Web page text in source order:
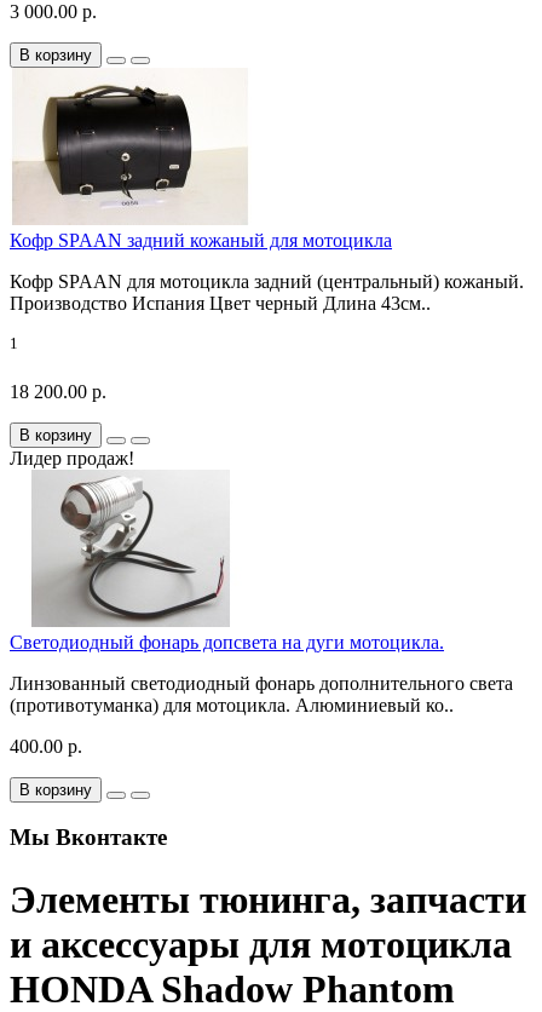
3 000.00 р.
В корзину
Кофр SPAAN задний кожаный для мотоцикла
Кофр SPAAN для мотоцикла задний (центральный) кожаный.
Производство Испания Цвет черный Длина 43см..
1
18 200.00 р.
В корзину
Лидер продаж!
Светодиодный фонарь допсвета на дуги мотоцикла.
Линзованный светодиодный фонарь дополнительного света
(противотуманка) для мотоцикла. Алюминиевый ко..
400.00 р.
В корзину
Мы Вконтакте
Элементы тюнинга, запчасти
и аксессуары для мотоцикла
HONDA Shadow Phantom